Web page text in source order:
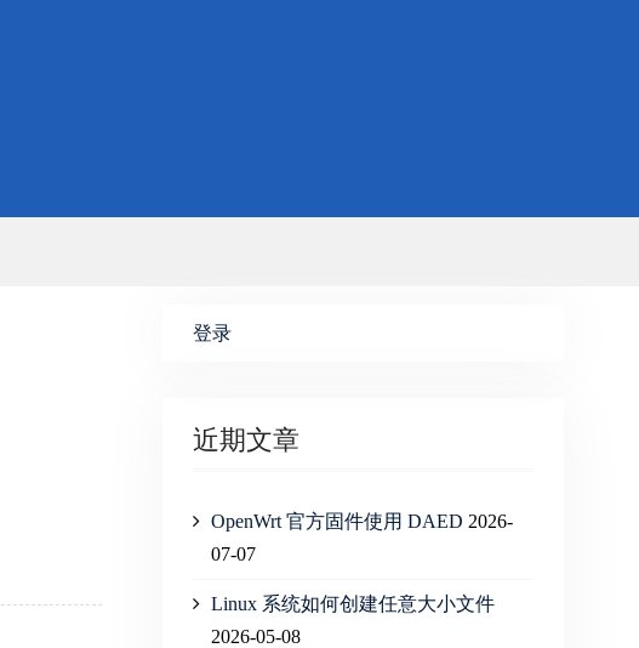
登录
近期文章
OpenWrt 官方固件使用 DAED 2026-
07-07
Linux 系统如何创建任意大小文件
2026-05-08